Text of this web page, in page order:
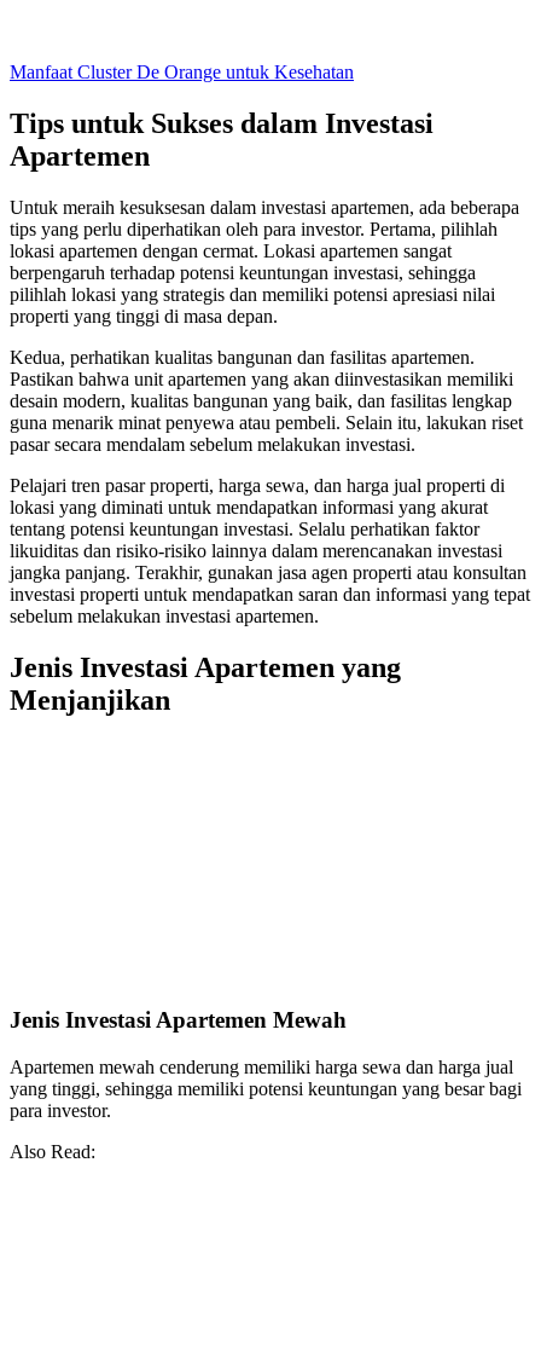
Manfaat Cluster De Orange untuk Kesehatan
Tips untuk Sukses dalam Investasi
Apartemen
Untuk meraih kesuksesan dalam investasi apartemen, ada beberapa
tips yang perlu diperhatikan oleh para investor. Pertama, pilihlah
lokasi apartemen dengan cermat. Lokasi apartemen sangat
berpengaruh terhadap potensi keuntungan investasi, sehingga
pilihlah lokasi yang strategis dan memiliki potensi apresiasi nilai
properti yang tinggi di masa depan.
Kedua, perhatikan kualitas bangunan dan fasilitas apartemen.
Pastikan bahwa unit apartemen yang akan diinvestasikan memiliki
desain modern, kualitas bangunan yang baik, dan fasilitas lengkap
guna menarik minat penyewa atau pembeli. Selain itu, lakukan riset
pasar secara mendalam sebelum melakukan investasi.
Pelajari tren pasar properti, harga sewa, dan harga jual properti di
lokasi yang diminati untuk mendapatkan informasi yang akurat
tentang potensi keuntungan investasi. Selalu perhatikan faktor
likuiditas dan risiko-risiko lainnya dalam merencanakan investasi
jangka panjang. Terakhir, gunakan jasa agen properti atau konsultan
investasi properti untuk mendapatkan saran dan informasi yang tepat
sebelum melakukan investasi apartemen.
Jenis Investasi Apartemen yang
Menjanjikan
Jenis Investasi Apartemen Mewah
Apartemen mewah cenderung memiliki harga sewa dan harga jual
yang tinggi, sehingga memiliki potensi keuntungan yang besar bagi
para investor.
Also Read: